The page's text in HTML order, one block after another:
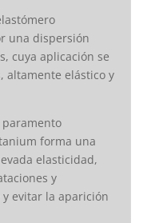
una dispersión
cuya aplicación se
altamente elástico y
paramento
forma una
elasticidad,
y
evitar la aparición